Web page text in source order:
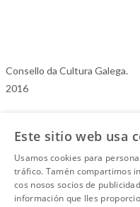
Consello da Cultura Galega.
2016
Este sitio web usa
Usamos cookies para
tráfico. Tamén compartimos
cos nosos socios de
información que lles